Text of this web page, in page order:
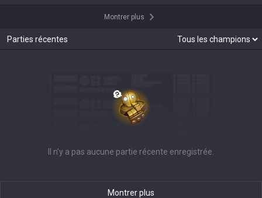
Montrer plus
Parties récentes
Il n’y a pas aucune partie récente enregistrée.
Montrer plus